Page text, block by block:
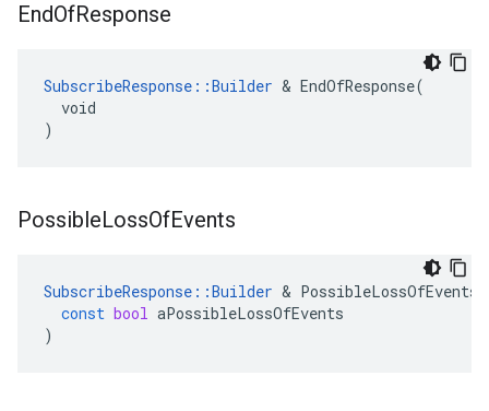
EndOfResponse
SubscribeResponse::Builder & EndOfResponse(
  void
)
PossibleLossOfEvents
SubscribeResponse ::Builder & PossibleLossOfEvents
const bool aPossibleLossOfEvents
)